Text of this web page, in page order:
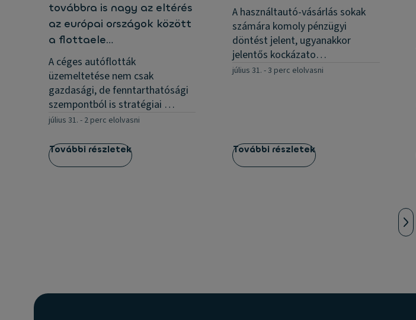
továbbra is nagy az eltérés
az európai országok között
a flottaele…
A céges autóflották
üzemeltetése nem csak
gazdasági, de fenntarthatósági
szempontból is stratégiai …
július 31. - 2 perc elolvasni
További részletek
A használtautó-vásárlás sokak
számára komoly pénzügyi
döntést jelent, ugyanakkor
jelentős kockázato…
július 31. -3 perc elolvasni
További részletek